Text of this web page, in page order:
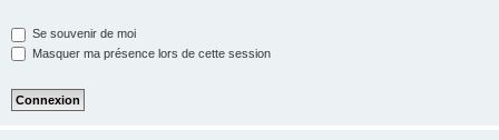
Se souvenir de moi
Masquer ma présence lors de cette session